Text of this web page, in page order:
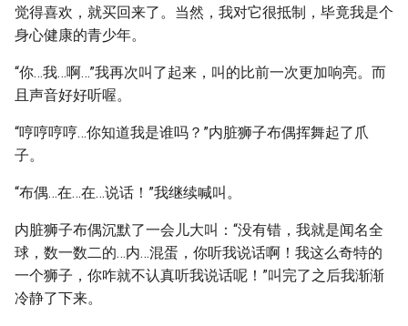
觉得喜欢，就买回来了。当然，我对它很抵制，毕竟我是个
身心健康的青少年。
“你…我…啊…”我再次叫了起来，叫的比前一次更加响亮。而
且声音好好听喔。
“哼哼哼哼…你知道我是谁吗？”内脏狮子布偶挥舞起了爪
子。
“布偶…在…在…说话！”我继续喊叫。
内脏狮子布偶沉默了一会儿大叫：“没有错，我就是闻名全
球，数一数二的…内…混蛋，你听我说话啊！我这么奇特的
一个狮子，你咋就不认真听我说话呢！”叫完了之后我渐渐
冷静了下来。